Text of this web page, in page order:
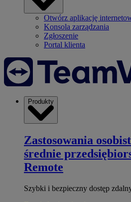
Otwórz aplikację
Konsola zarządzania
Zgłoszenie
Portal klienta
Produkty
Zastosowania
średnie
Remote
Szybki i bezpieczny dostęp